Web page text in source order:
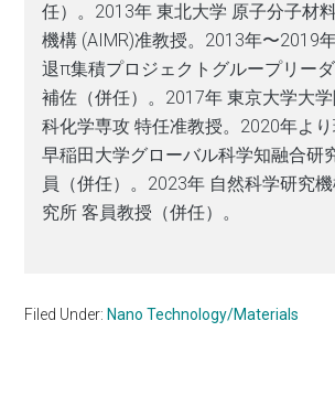
任）。2013年 東北大学 原子分子材
機構 (AIMR)准教授。2013年〜2019
退π集積プロジェクトグループリー
補佐（併任）。2017年 東京大学大
科化学専攻 特任准教授。2020年よ
早稲田大学グローバル科学知融合研
員（併任）。2023年 自然科学研究
究所 客員教授（併任）。
Filed Under: Nano Technology/Materials